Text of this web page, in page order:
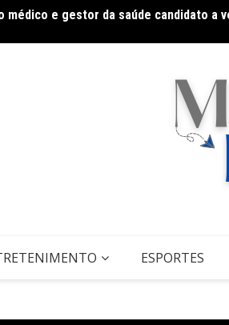
médico e gestor da saúde candidato a
ESPORTES